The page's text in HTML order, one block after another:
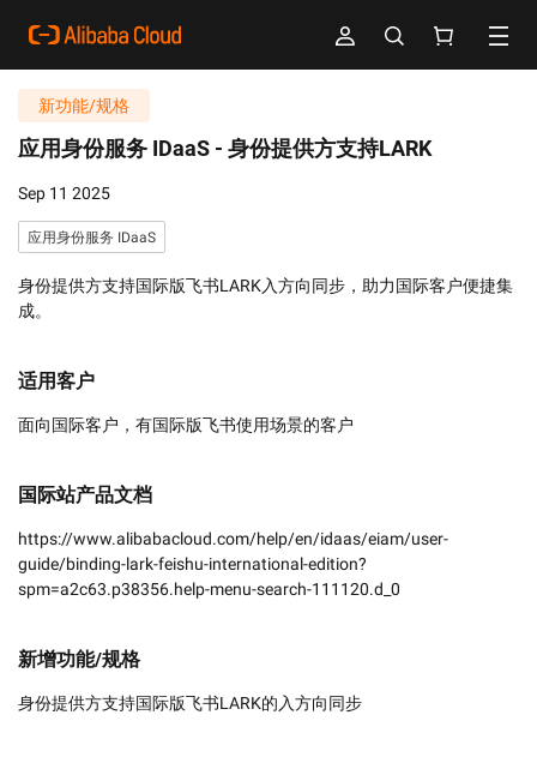
新功能/规格
应用身份服务 IDaaS - 身份提供方支持LARK
Sep 11 2025
应用身份服务 IDaaS
身份提供方支持国际版飞书LARK入方向同步，助力国际客户便捷集
成。
适用客户
面向国际客户，有国际版飞书使用场景的客户
国际站产品文档
https://www.alibabacloud.com/help/en/idaas/eiam/user-
guide/binding-lark-feishu-international-edition?
spm=a2c63.p38356.help-menu-search-111120.d_0
新增功能/规格
身份提供方支持国际版飞书LARK的入方向同步